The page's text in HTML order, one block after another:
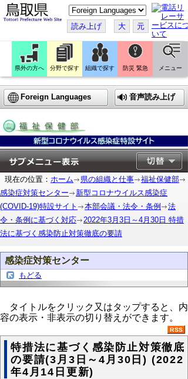
こ
の
ペ
ー
ジ
翻
訳
す
る
読み上げ 大 元
県外の方へ 分野で探す 組織で探す 防災 緊急 メニュー
Foreign Languages 音声読み上げ
現在の位置： ホーム 県の組織と仕事
福祉保健部
感染症対策センター
新型コロナウイルス感染症
(COVID-19)特設サイト
本部会議・法令・条例
法
令・条例に基づく対応
2022年3月3日～4月30日 特措
法に基づく感染防止対策徹底の要請
感染症対策センター
もどる
タイトルをクリック又はタップすると、内
容の表示・非表示の切り替えができます。
特措法に基づく感染防止対策徹底
の要請(3月3日～4月30日) (2022
年4月14日更新)